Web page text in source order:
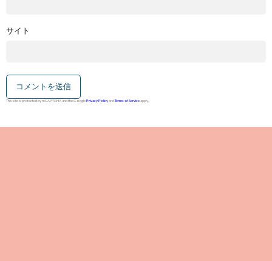
サイト
This site is protected by reCAPTCHA and the GooglePrivacy Policy andTerms of Service apply.